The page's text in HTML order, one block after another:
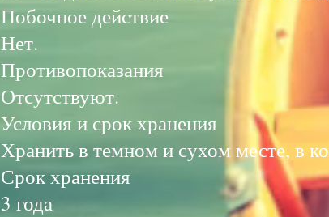
Побочное действие
Нет.
Противопоказания
Отсутствуют.
Условия и срок хранения
Хранить в темном и сухом месте, в
Срок хранения
3 года